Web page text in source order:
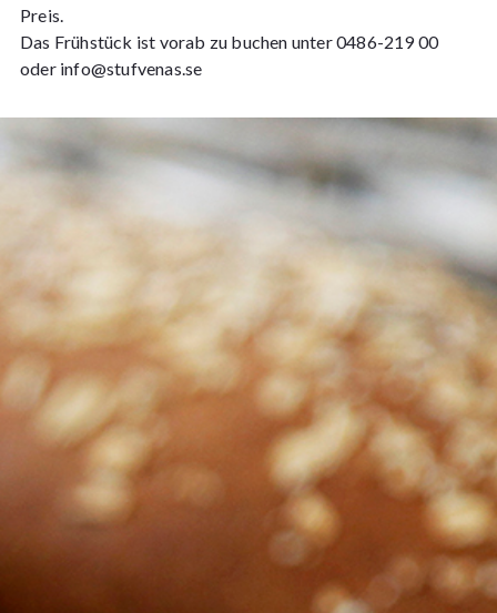
Preis.
Das Frühstück ist vorab zu buchen unter0486-219 00
oder info@stufvenas.se